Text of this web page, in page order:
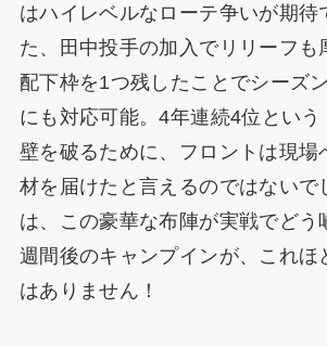
はハイレベルなローテ争いが期待
た、田中投手の加入でリリーフも
配下枠を1つ残したことでシーズ
にも対応可能。4年連続4位とい
壁を破るために、フロントは現場
材を届けたと言えるのではないで
は、この豪華な布陣が実戦でどう
週間後のキャンプインが、これほ
はありません！